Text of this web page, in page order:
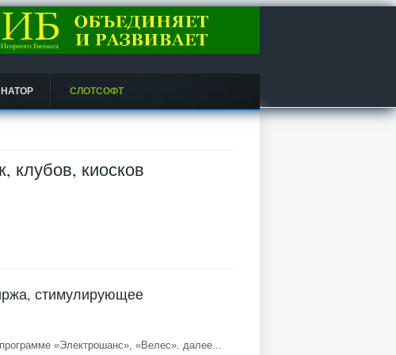
СЛОТСОФТ
клубов, киосков
стимулирующее
«Электрошанс», «Велес».далее...